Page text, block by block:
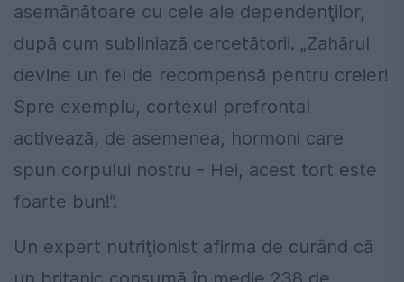
asemănătoare cu cele ale dependenţilor,
după cum subliniază cercetătorii. „Zahărul
devine un fel de recompensă pentru creier!
Spre exemplu, cortexul prefrontal
activează, de asemenea, hormoni care
spun corpului nostru - Hei, acest tort este
foarte bun!”.
Un expert nutriţionist afirma de curând că